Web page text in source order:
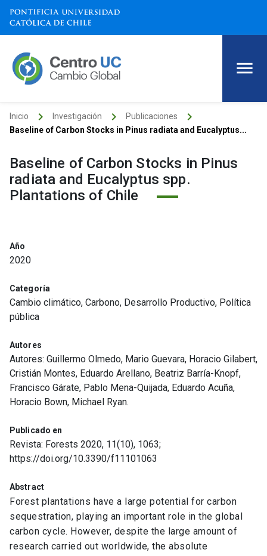
Inicio keyboard_arrow_right Investigación keyboard_arrow_right Publicaciones keyboard_arrow_right
Baseline of Carbon Stocks in Pinus radiata and Eucalyptus...
Baseline of Carbon Stocks in Pinus
radiata and Eucalyptus spp.
Plantations of Chile
Año
2020
Categoría
Cambio climático, Carbono, Desarrollo Productivo, Política
pública
Autores
Autores: Guillermo Olmedo, Mario Guevara, Horacio Gilabert,
Cristián Montes, Eduardo Arellano, Beatriz Barría-Knopf,
Francisco Gárate, Pablo Mena-Quijada, Eduardo Acuña,
Horacio Bown, Michael Ryan.
Publicado en
Revista: Forests 2020, 11(10), 1063;
https://doi.org/10.3390/f11101063
Abstract
Forest plantations have a large potential for carbon
sequestration, playing an important role in the global
carbon cycle. However, despite the large amount of
research carried out worldwide, the absolute